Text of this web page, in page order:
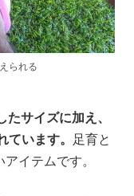
られる
サイズに加え、
います。 足育と
イテムです。